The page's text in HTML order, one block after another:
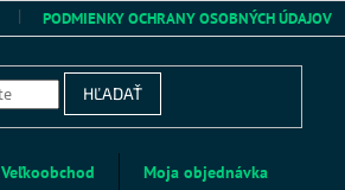
PODMIENKY OCHRANY OSOBNÝCH ÚDAJOV
HĽADAŤ
Veľkoobchod
Moja objednávka